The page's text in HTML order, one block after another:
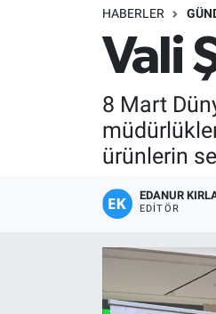
HABERLER
Vali
8 Mart
ürünlerin
EDANUR
EDITÖR